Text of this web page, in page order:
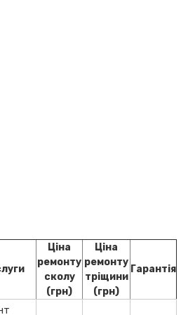
Ціна
ремонту
сколу
(грн)
Ціна
ремонту
тріщини
(грн)
Гарантія